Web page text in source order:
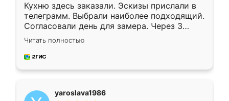
Кухню здесь заказали. Эскизы прислали в
телеграмм. Выбрали наиболее подходящий.
Согласовали день для замера. Через 3
недели кухня была уже готова. Остались
довольны работой. Спасибо Ренессанс
мебель за качественную работу!
Читать полностью
yaroslava1986